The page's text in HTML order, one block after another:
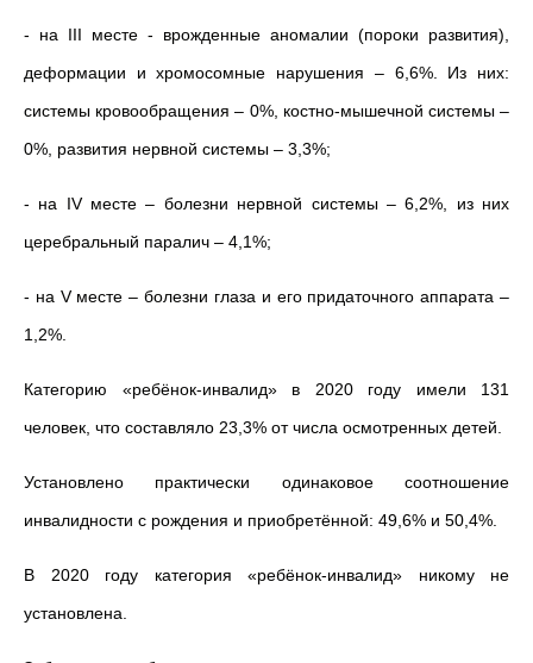
- на III месте - врожденные аномалии (пороки развития),
деформации и хромосомные нарушения – 6,6%. Из них:
системы кровообращения – 0%, костно-мышечной системы –
0%, развития нервной системы – 3,3%;
- на IV месте – болезни нервной системы – 6,2%, из них
церебральный паралич – 4,1%;
- на V месте – болезни глаза и его придаточного аппарата –
1,2%.
Категорию «ребёнок-инвалид» в 2020 году имели 131
человек, что составляло 23,3% от числа осмотренных детей.
Установлено практически одинаковое соотношение
инвалидности с рождения и приобретённой: 49,6% и 50,4%.
В 2020 году категория «ребёнок-инвалид» никому не
установлена.